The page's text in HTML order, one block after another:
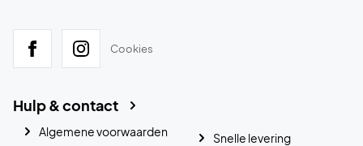
Cookies
Hulp & contact
Algemene voorwaarden
Snelle levering